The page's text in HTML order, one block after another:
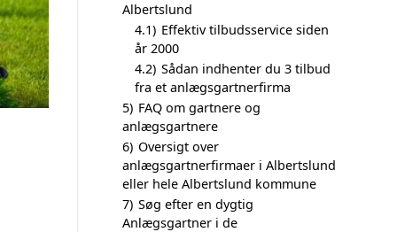
Albertslund
4.1) Effektiv tilbudsservice siden
år 2000
4.2) Sådan indhenter du 3 tilbud
fra et anlægsgartnerfirma
5) FAQ om gartnere og
anlægsgartnere
6) Oversigt over
anlægsgartnerfirmaer i Albertslund
eller hele Albertslund kommune
7) Søg efter en dygtig
Anlægsgartner i de